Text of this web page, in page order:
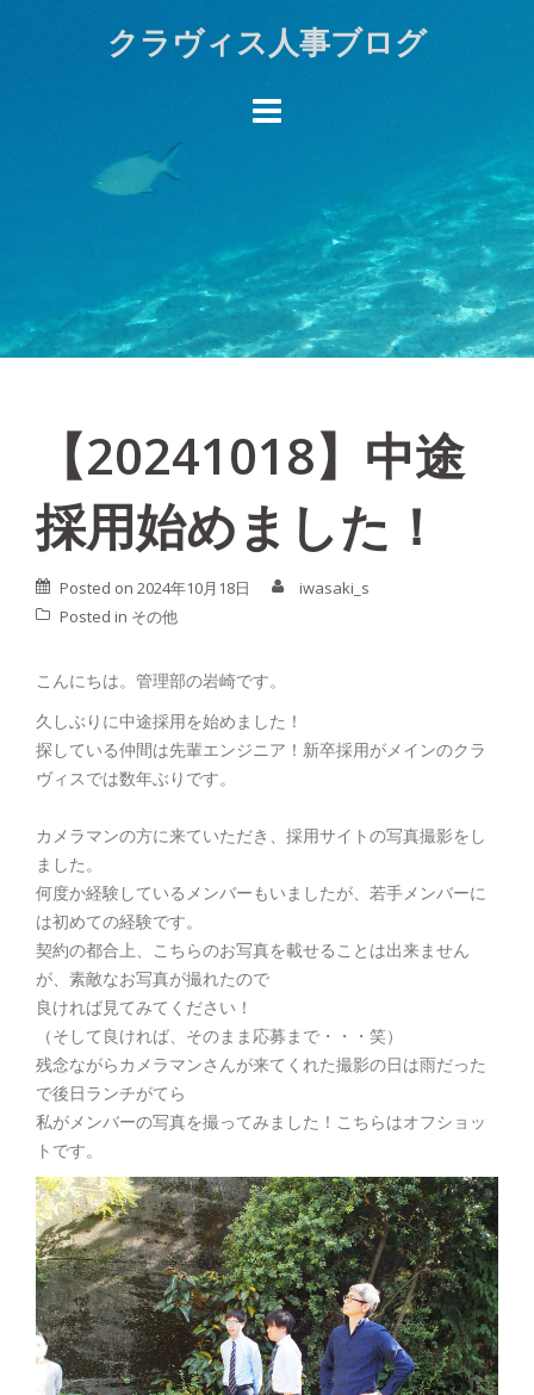
クラヴィス人事ブログ
【20241018】中途
採用始めました！
Posted on 2024年10月18日
iwasaki_s
Posted in その他
こんにちは。管理部の岩崎です。
久しぶりに中途採用を始めました！
探している仲間は先輩エンジニア！新卒採用がメインのクラ
ヴィスでは数年ぶりです。
カメラマンの方に来ていただき、採用サイトの写真撮影をし
ました。
何度か経験しているメンバーもいましたが、若手メンバーに
は初めての経験です。
契約の都合上、こちらのお写真を載せることは出来ません
が、素敵なお写真が撮れたので
良ければ見てみてください！
（そして良ければ、そのまま応募まで・・・笑）
残念ながらカメラマンさんが来てくれた撮影の日は雨だった
で後日ランチがてら
私がメンバーの写真を撮ってみました！こちらはオフショッ
トです。